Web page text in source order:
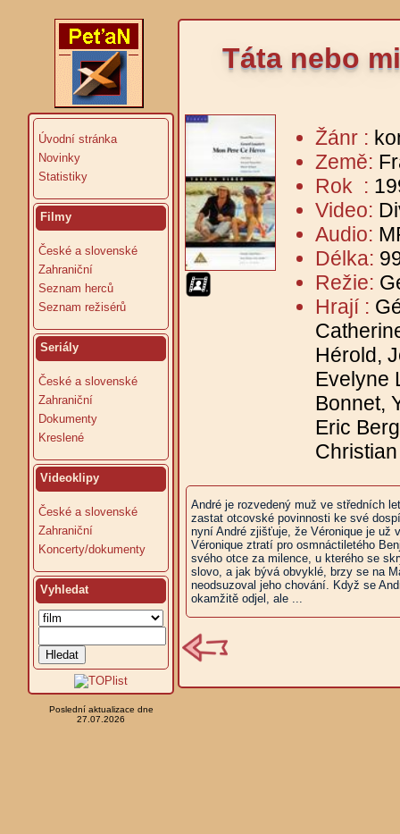
Úvodní stránka
Novinky
Statistiky
Filmy
České a slovenské
Zahraniční
Seznam herců
Seznam režisérů
Seriály
České a slovenské
Zahraniční
Dokumenty
Kreslené
Videoklipy
České a slovenské
Zahraniční
Koncerty/dokumenty
Vyhledat
Poslední aktualizace dne
27.07.2026
Táta nebo
Žánr :
Země:
Rok :
Video:
Audio:
Délka:
Režie:
Hrají :
Hérold,
Evelyne
Bonnet,
Eric
André je rozvedený muž ve středních
zastat otcovské povinnosti ke své
nyní André zjišťuje, že Véronique je už
Véronique ztratí pro osmnáctiletého
svého otce za milence, u kterého se
slovo, a jak bývá obvyklé, brzy se na
neodsuzoval jeho chování. Když se
okamžitě odjel, ale ...